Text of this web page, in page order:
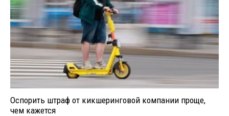
Оспорить штраф от кикшеринговой компании проще,
чем кажется